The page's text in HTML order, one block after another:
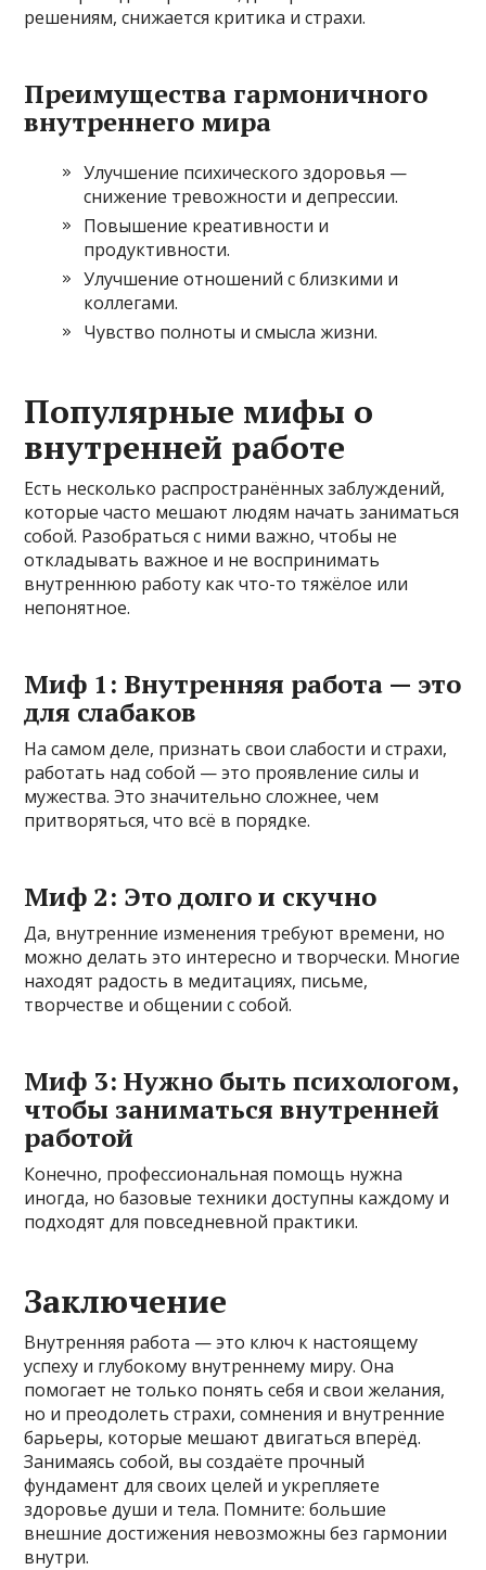
решениям, снижается критика и страхи.
Преимущества гармоничного
внутреннего мира
Улучшение психического здоровья —
снижение тревожности и депрессии.
Повышение креативности и
продуктивности.
Улучшение отношений с близкими и
коллегами.
Чувство полноты и смысла жизни.
Популярные мифы о
внутренней работе
Есть несколько распространённых заблуждений,
которые часто мешают людям начать заниматься
собой. Разобраться с ними важно, чтобы не
откладывать важное и не воспринимать
внутреннюю работу как что-то тяжёлое или
непонятное.
Миф 1: Внутренняя работа — это
для слабаков
На самом деле, признать свои слабости и страхи,
работать над собой — это проявление силы и
мужества. Это значительно сложнее, чем
притворяться, что всё в порядке.
Миф 2: Это долго и скучно
Да, внутренние изменения требуют времени, но
можно делать это интересно и творчески. Многие
находят радость в медитациях, письме,
творчестве и общении с собой.
Миф 3: Нужно быть психологом,
чтобы заниматься внутренней
работой
Конечно, профессио­нальная помощь нужна
иногда, но базовые техники доступны каждому и
подходят для повседневной практики.
Заключение
Внутренняя работа — это ключ к настоящему
успеху и глубокому внутреннему миру. Она
помогает не только понять себя и свои желания,
но и преодолеть страхи, сомнения и внутренние
барьеры, которые мешают двигаться вперёд.
Занимаясь собой, вы создаёте прочный
фундамент для своих целей и укрепляете
здоровье души и тела. Помните: большие
внешние достижения невозможны без гармонии
внутри.